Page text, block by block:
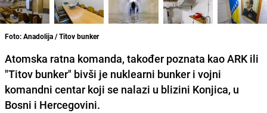
Foto: Anadolija / Titov bunker
Atomska ratna komanda, također poznata kao ARK ili
"Titov bunker" bivši je nuklearni bunker i vojni
komandni centar koji se nalazi u blizini Konjica, u
Bosni i Hercegovini.